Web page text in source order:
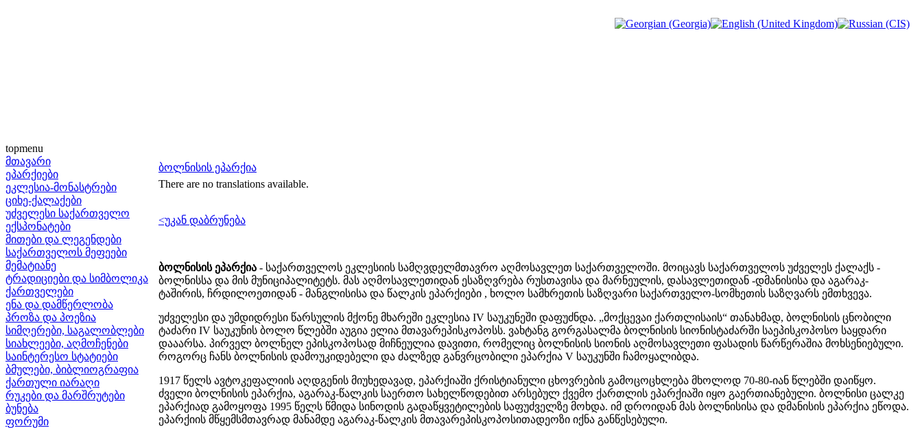
topmenu
მთავარი
ეპარქიები
ეკლესია-მონასტრები
ციხე-ქალაქები
უძველესი საქართველო
ექსპონატები
მითები და ლეგენდები
საქართველოს მეფეები
მემატიანე
ტრადიციები და სიმბოლიკა
ქართველები
ენა და დამწერლობა
პროზა და პოეზია
სიმღერები, საგალობლები
სიახლეები, აღმოჩენები
საინტერესო სტატიები
ბმულები, ბიბლიოგრაფია
ქართული იარაღი
რუკები და მარშრუტები
ბუნება
ფორუმი
ბოლნისის ეპარქია
There are no translations available.
<უკან დაბრუნება
ბოლნისის ეპარქია - საქართველოს ეკლესიის სამღვდელმთავრო აღმოსავლეთ საქართველოში. მოიცავს საქართველოს უძველეს ქალაქს -
ბოლნისსა და მის მუნიციპალიტეტს. მას აღმოსავლეთიდან ესაზღვრება რუსთავისა და მარნეულის, დასავლეთიდან -დმანისისა და აგარაკ-
ტაშირის, ჩრდილოეთიდან - მანგლისისა და წალკის ეპარქიები , ხოლო სამხრეთის საზღვარი საქართველო-სომხეთის საზღვარს ემთხვევა.
უძველესი და უმდიდრესი წარსულის მქონე მხარეში ეკლესია IV საუკუნეში დაფუძნდა. „მოქცევაი ქართლისაის“ თანახმად, ბოლნისის ცნობილი
ტაძარი IV საუკუნის ბოლო წლებში აუგია ელია მთავარეპისკოპოსს. ვახტანგ გორგასალმა ბოლნისის სიონისტაძარში საეპისკოპოსო საყდარი
დააარსა. პირველ ბოლნელ ეპისკოპოსად მიჩნეულია დავითი, რომელიც ბოლნისის სიონის აღმოსავლეთი ფასადის წარწერაშია მოხსენიებული.
როგორც ჩანს ბოლნისის დამოუკიდებელი და ძალზედ განვრცობილი ეპარქია V საუკუნში ჩამოყალიბდა.
1917 წელს ავტოკეფალიის აღდგენის მიუხედავად, ეპარქიაში ქრისტიანული ცხოვრების გამოცოცხლება მხოლოდ 70-80-იან წლებში დაიწყო.
ძველი ბოლნისის ეპარქია, აგარაკ-წალკის საერთო სახელწოდებით არსებულ ქვემო ქართლის ეპარქიაში იყო გაერთიანებული. ბოლნისი ცალკე
ეპარქიად გამოყოფა 1995 წელს წმიდა სინოდის გადაწყვეტილების საფუძველზე მოხდა. იმ დროიდან მას ბოლნისისა და დმანისის ეპარქია ეწოდა.
ეპარქიის მწყემსმთავრად მანამდე აგარაკ-წალკის მთავარეპისკოპოსითადეოზი იქნა განწესებული.